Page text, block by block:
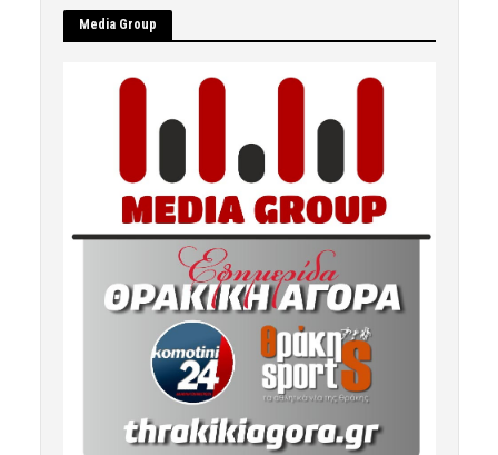
Μedia Group